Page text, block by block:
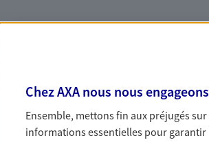
bâtissons ensemble des
votre activité, vos
Chez AXA nous nous
Ensemble, mettons fin aux préjugés
informations essentielles pour garantir